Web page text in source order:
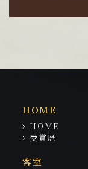
HOME
HOME
受賞歴
客室